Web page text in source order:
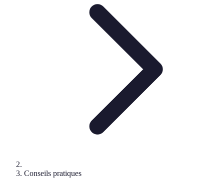
Conseils pratiques